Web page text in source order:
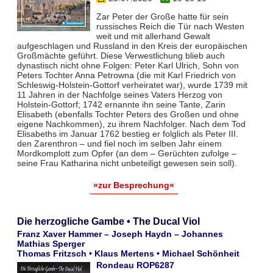
Zar Peter der Große hatte für sein
russisches Reich die Tür nach Westen
weit und mit allerhand Gewalt
aufgeschlagen und Russland in den Kreis der europäischen
Großmächte geführt. Diese Verwestlichung blieb auch
dynastisch nicht ohne Folgen: Peter Karl Ulrich, Sohn von
Peters Tochter Anna Petrowna (die mit Karl Friedrich von
Schleswig-Holstein-Gottorf verheiratet war), wurde 1739 mit
11 Jahren in der Nachfolge seines Vaters Herzog von
Holstein-Gottorf; 1742 ernannte ihn seine Tante, Zarin
Elisabeth (ebenfalls Tochter Peters des Großen und ohne
eigene Nachkommen), zu ihrem Nachfolger. Nach dem Tod
Elisabeths im Januar 1762 bestieg er folglich als Peter III.
den Zarenthron – und fiel noch im selben Jahr einem
Mordkomplott zum Opfer (an dem – Gerüchten zufolge –
seine Frau Katharina nicht unbeteiligt gewesen sein soll).
»zur Besprechung«
Die herzogliche Gambe • The Ducal Viol
Franz Xaver Hammer – Joseph Haydn – Johannes
Mathias Sperger
Thomas Fritzsch • Klaus Mertens • Michael Schönheit
Rondeau ROP6287